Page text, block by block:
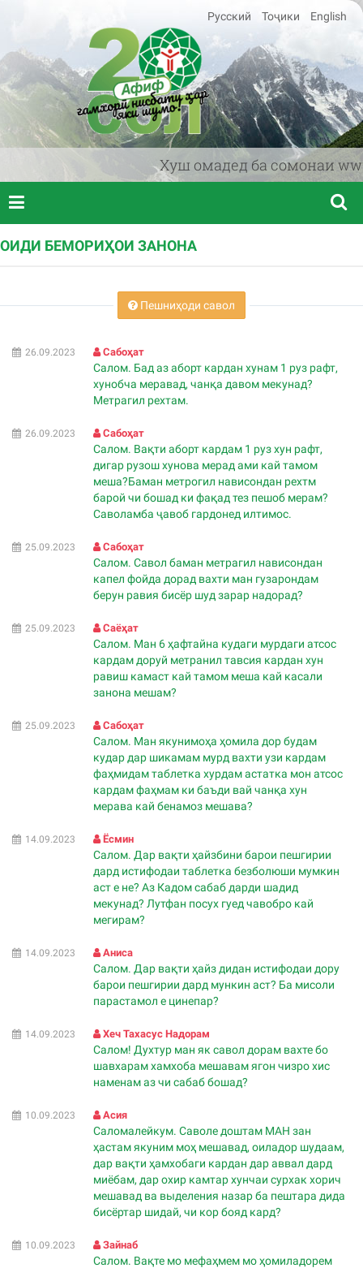
Хуш омадед ба сомонаи
Русский Тоҷики English
ОИДИ БЕМОРИҲОИ ЗАНОНА
Пешниҳоди савол
26.09.2023 Сабоҳат
Салом. Бад аз аборт кардан хунам 1 руз рафт,
хунобча меравад, чанқа давом мекунад?
Метрагил рехтам.
26.09.2023 Сабоҳат
Салом. Вақти аборт кардам 1 руз хун рафт,
дигар рузош хунова мерад ами кай тамом
меша?Баман метрогил нависондан рехтм
барой чи бошад ки фақад тез пешоб мерам?
Саволамба ҷавоб гардонед илтимос.
25.09.2023 Сабоҳат
Салом. Савол баман метрагил нависондан
капел фойда дорад вахти ман гузарондам
берун равия бисёр шуд зарар надорад?
25.09.2023 Саёҳат
Салом. Ман 6 ҳафтайна кудаги мурдаги атсос
кардам доруй метранил тавсия кардан хун
равиш камаст кай тамом меша кай касали
занона мешам?
25.09.2023 Сабоҳат
Салом. Ман якунимоҳа ҳомила дор будам
кудар дар шикамам мурд вахти узи кардам
фаҳмидам таблетка хурдам астатка мон атсос
кардам фаҳмам ки баъди вай чанқа хун
мерава кай бенамоз мешава?
14.09.2023 Ёсмин
Салом. Дар вақти ҳайзбини барои пешгирии
дард истифодаи таблетка безболюши мумкин
аст е не? Аз Кадом сабаб дарди шадид
мекунад? Лутфан посух гуед чавобро кай
мегирам?
14.09.2023 Аниса
Салом. Дар вақти ҳайз дидан истифодаи дору
барои пешгирии дард мункин аст? Ба мисоли
парастамол е цинепар?
14.09.2023 Хеч Тахасус Надорам
Салом! Духтур ман як савол дорам вахте бо
шавхарам хамхоба мешавам ягон чизро хис
наменам аз чи сабаб бошад?
10.09.2023 Асия
Саломалейкум. Саволе доштам МАН зан
ҳастам якуним моҳ мешавад, оиладор шудаам,
дар вақти ҳамхобаги кардан дар аввал дард
миëбам, дар охир камтар хунчаи сурхак хорич
мешавад ва выделения назар ба пештара дида
бисëртар шидай, чи кор бояд кард?
10.09.2023 Зайнаб
Салом. Вақте мо мефаҳмем мо ҳомиладорем